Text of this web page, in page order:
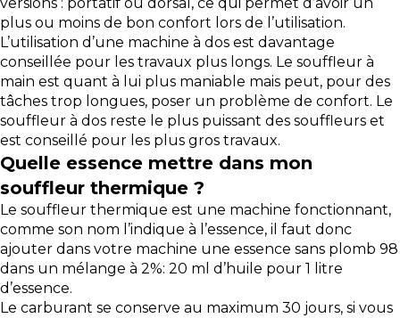
plus ou moins de bon confort lors de l’utilisation.
L’utilisation d’une machine à dos est davantage
conseillée pour les travaux plus longs. Le souffleur à
main est quant à lui plus maniable mais peut, pour des
tâches trop longues, poser un problème de confort. Le
souffleur à dos reste le plus puissant des souffleurs et
est conseillé pour les plus gros travaux.
Quelle essence mettre dans mon
souffleur thermique ?
Le souffleur thermique est une machine fonctionnant,
comme son nom l’indique à l’essence, il faut donc
ajouter dans votre machine une essence sans plomb 98
dans un mélange à 2%: 20 ml d’huile pour 1 litre
d’essence.
Le carburant se conserve au maximum 30 jours, si vous